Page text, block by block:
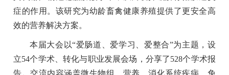
症的作用。该研究为幼龄畜禽健康养殖提供了更安全高
效的营养解决方案。
本届大会以“爱肠道、爱学习、爱整合”为主题，设
立54个学术、转化与职业发展会场，分享了528个学术报
告。交流内容涵盖微生物组、营养、消化系统疾病、免